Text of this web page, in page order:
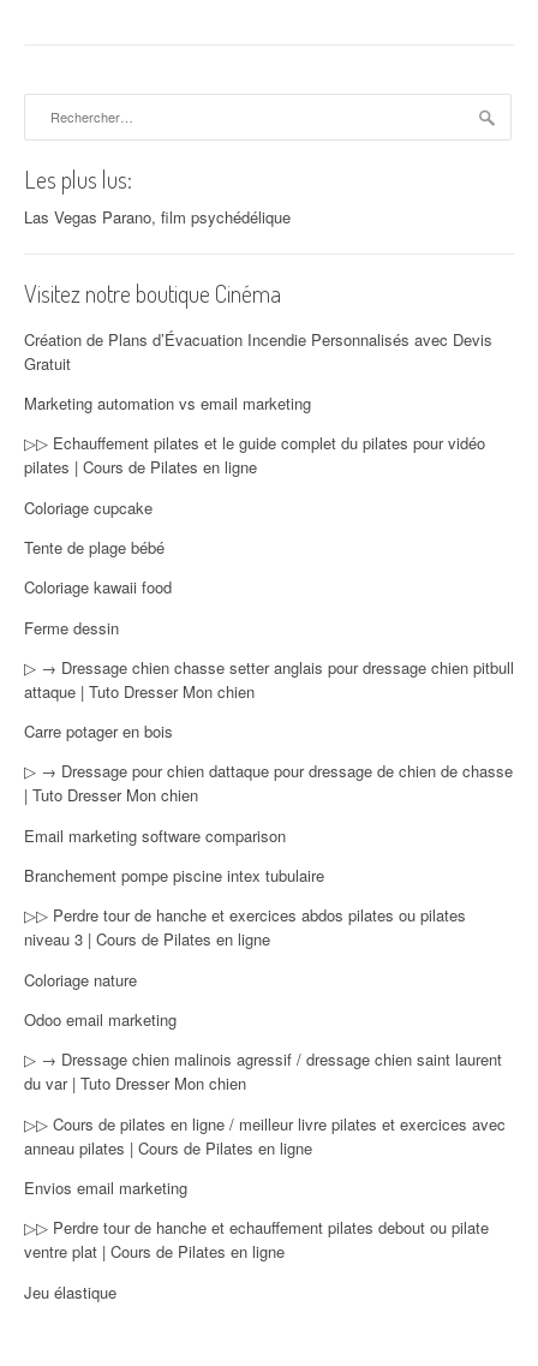
Les plus lus:
Las Vegas Parano, film psychédélique
Visitez notre boutique Cinéma
Création de Plans d’Évacuation Incendie Personnalisés avec Devis
Gratuit
Marketing automation vs email marketing
▷▷ Echauffement pilates et le guide complet du pilates pour vidéo
pilates | Cours de Pilates en ligne
Coloriage cupcake
Tente de plage bébé
Coloriage kawaii food
Ferme dessin
▷ → Dressage chien chasse setter anglais pour dressage chien pitbull
attaque | Tuto Dresser Mon chien
Carre potager en bois
▷ → Dressage pour chien dattaque pour dressage de chien de chasse
| Tuto Dresser Mon chien
Email marketing software comparison
Branchement pompe piscine intex tubulaire
▷▷ Perdre tour de hanche et exercices abdos pilates ou pilates
niveau 3 | Cours de Pilates en ligne
Coloriage nature
Odoo email marketing
▷ → Dressage chien malinois agressif / dressage chien saint laurent
du var | Tuto Dresser Mon chien
▷▷ Cours de pilates en ligne / meilleur livre pilates et exercices avec
anneau pilates | Cours de Pilates en ligne
Envios email marketing
▷▷ Perdre tour de hanche et echauffement pilates debout ou pilate
ventre plat | Cours de Pilates en ligne
Jeu élastique